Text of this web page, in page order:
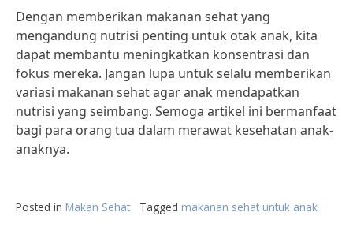
Dengan memberikan makanan sehat yang
mengandung nutrisi penting untuk otak anak, kita
dapat membantu meningkatkan konsentrasi dan
fokus mereka. Jangan lupa untuk selalu memberikan
variasi makanan sehat agar anak mendapatkan
nutrisi yang seimbang. Semoga artikel ini bermanfaat
bagi para orang tua dalam merawat kesehatan anak-
anaknya.
Posted in Makan Sehat Tagged makanan sehat untuk anak